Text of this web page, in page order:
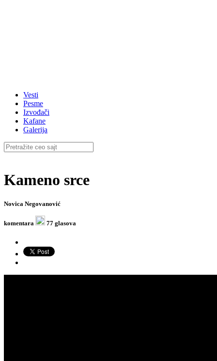
Vesti
Pesme
Izvođači
Kafane
Galerija
Kameno srce
Novica Negovanović
komentara 77 glasova